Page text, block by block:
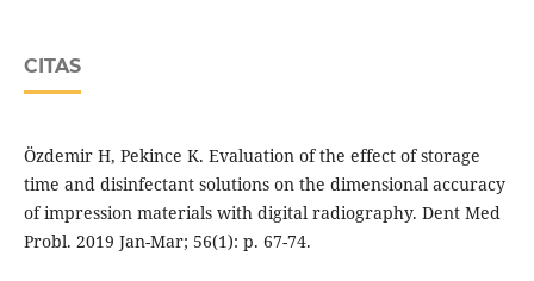
CITAS
Özdemir H, Pekince K. Evaluation of the effect of storage
time and disinfectant solutions on the dimensional accuracy
of impression materials with digital radiography. Dent Med
Probl. 2019 Jan-Mar; 56(1): p. 67-74.